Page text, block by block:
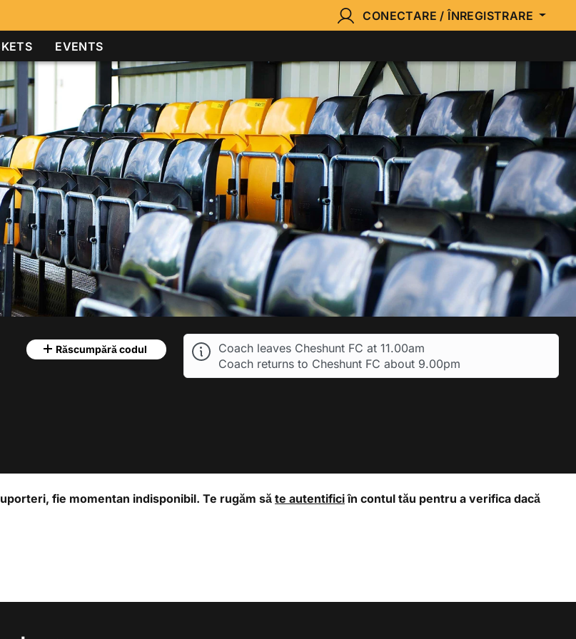
CONECTARE / ÎNREGISTRARE
EVENTS
Răscumpără codul
Coach leaves Cheshunt FC at 11.00am
Coach returns to Cheshunt FC about 9.00pm
fie momentan indisponibil. Te rugăm să te autentificiîn contul tău pentru a verifica dacă